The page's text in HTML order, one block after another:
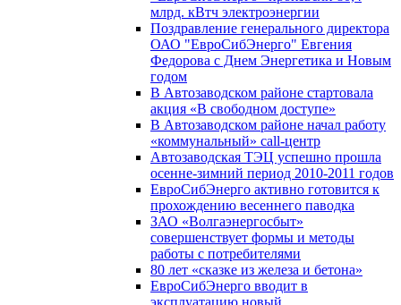
млрд. кВтч электроэнергии
Поздравление генерального директора
ОАО "ЕвроСибЭнерго" Евгения
Федорова с Днем Энергетика и Новым
годом
В Автозаводском районе стартовала
акция «В свободном доступе»
В Автозаводском районе начал работу
«коммунальный» call-центр
Автозаводская ТЭЦ успешно прошла
осенне-зимний период 2010-2011 годов
ЕвроСибЭнерго активно готовится к
прохождению весеннего паводка
ЗАО «Волгаэнергосбыт»
совершенствует формы и методы
работы с потребителями
80 лет «сказке из железа и бетона»
ЕвроСибЭнерго вводит в